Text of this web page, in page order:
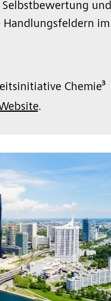
Selbstbewertung
im
Chemie³
.